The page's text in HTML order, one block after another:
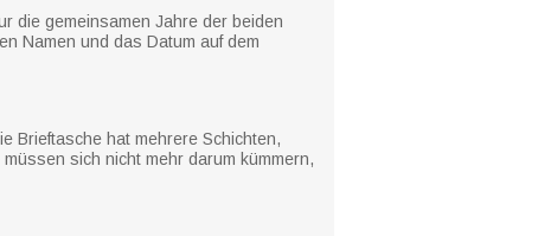
die gemeinsamen Jahre der beiden
Namen und das Datum auf dem
Brieftasche hat mehrere Schichten,
sich nicht mehr darum kümmern,